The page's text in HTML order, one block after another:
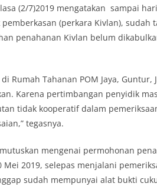
(2/7)2019 mengatakan sampai
(perkara Kivlan), sudah
penahanan Kivlan belum
Rumah Tahanan POM Jaya, Guntur,
Karena pertimbangan penyidik
tidak kooperatif dalam
tegasnya.
mengenai permohonan
2019, selepas menjalani
sudah mempunyai alat bukti